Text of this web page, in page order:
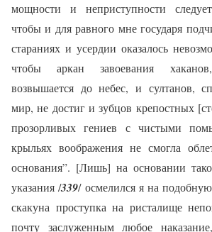
мощности и неприступности
чтобы и для равного мне государя
стараниях и усердии оказалось
чтобы аркан завоевания
возвышается до небес, и султанов,
мир, не достиг и зубцов крепостных
прозорливых гениев с чистыми
крыльях воображения не смогла
основания”. [Лишь] на основании
указания /339/ осмелился я на
скакуна проступка на ристалище
почту заслуженным любое